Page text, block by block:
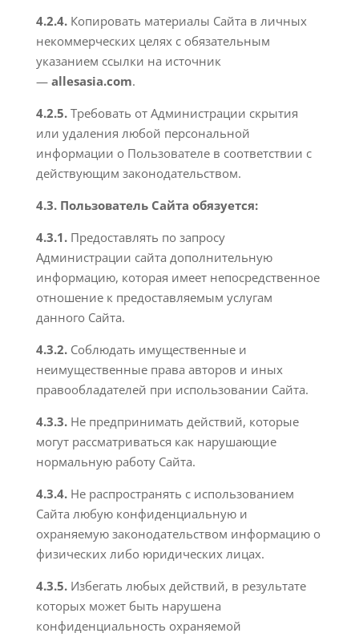
4.2.4. Копировать материалы Сайта в личных
некоммерческих целях с обязательным
указанием ссылки на источник
— allesasia.com.
4.2.5. Требовать от Администрации скрытия
или удаления любой персональной
информации о Пользователе в соответствии с
действующим законодательством.
4.3. Пользователь Сайта обязуется:
4.3.1. Предоставлять по запросу
Администрации сайта дополнительную
информацию, которая имеет непосредственное
отношение к предоставляемым услугам
данного Сайта.
4.3.2. Соблюдать имущественные и
неимущественные права авторов и иных
правообладателей при использовании Сайта.
4.3.3. Не предпринимать действий, которые
могут рассматриваться как нарушающие
нормальную работу Сайта.
4.3.4. Не распространять с использованием
Сайта любую конфиденциальную и
охраняемую законодательством информацию о
физических либо юридических лицах.
4.3.5. Избегать любых действий, в результате
которых может быть нарушена
конфиденциальность охраняемой